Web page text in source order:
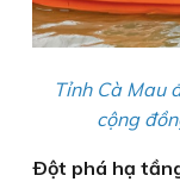
Tỉnh Cà Mau
cộng
Ðột phá hạ